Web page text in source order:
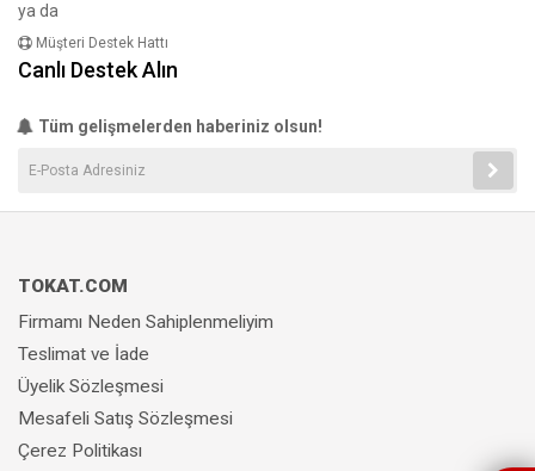
ya da
Müşteri Destek Hattı
Canlı Destek Alın
Tüm gelişmelerden haberiniz olsun!
TOKAT.COM
Firmamı Neden Sahiplenmeliyim
Teslimat ve İade
Üyelik Sözleşmesi
Mesafeli Satış Sözleşmesi
Çerez Politikası